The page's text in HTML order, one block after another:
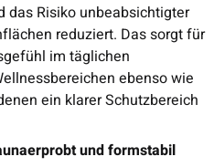
das Risiko unbeabsichtigter
reduziert. Das sorgt für
im täglichen
ebenso wie
ein klarer Schutzbereich
und formstabil